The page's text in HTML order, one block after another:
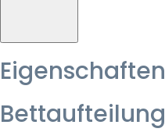
Eigenschaften
Bettaufteilung